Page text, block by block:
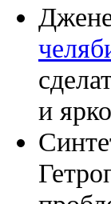
и